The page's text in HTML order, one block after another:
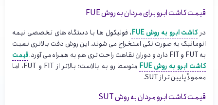
قیمت کاشت ابرو برای مردان به روش FUE
درکاشت ابرو به روش FUE
، فولیکول ها با دستگاه های تخصصی نیمه
اتوماتیک به صورت تکی استخراج می شوند. این روش دقت بالاتری نسبت
به FUT و FIT دارد و دوران نقاهت راحت تری هم به همراه می آورد.
قیمت
کاشت ابرو به روش FUE
متوسط رو به بالاست؛ بالاتر از FIT و FUT، اما
معمولاً پایین تر از SUT.
قیمت کاشت ابرو مردان به روش SUT